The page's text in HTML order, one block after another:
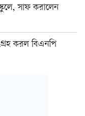
সাফ করালেন
করল বিএনপি